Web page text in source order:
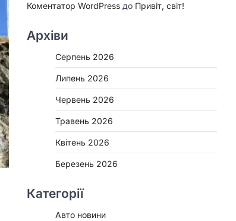
Коментатор WordPress до Привіт, світ!
Архіви
Серпень 2026
Липень 2026
Червень 2026
Травень 2026
Квітень 2026
Березень 2026
Категорії
Авто новини